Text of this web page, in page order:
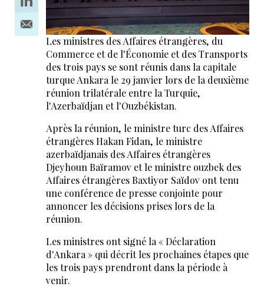
Les ministres des Affaires étrangères, du
Commerce et de l'Économie et des Transports
des trois pays se sont réunis dans la capitale
turque Ankara le 29 janvier lors de la deuxième
réunion trilatérale entre la Turquie,
l'Azerbaïdjan et l'Ouzbékistan.
Après la réunion, le ministre turc des Affaires
étrangères Hakan Fidan, le ministre
azerbaïdjanais des Affaires étrangères
Djeyhoun Baïramov et le ministre ouzbek des
Affaires étrangères Baxtiyor Saïdov ont tenu
une conférence de presse conjointe pour
annoncer les décisions prises lors de la
réunion.
Les ministres ont signé la « Déclaration
d'Ankara » qui décrit les prochaines étapes que
les trois pays prendront dans la période à
venir.